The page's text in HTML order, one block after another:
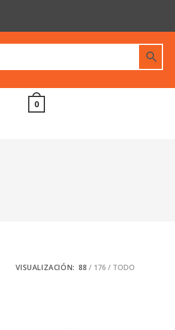
0
VISUALIZACIÓN: 88 176 TODO